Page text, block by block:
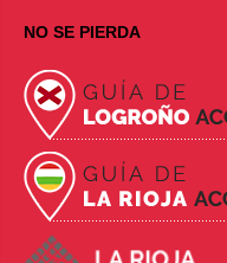
NO SE PIERDA